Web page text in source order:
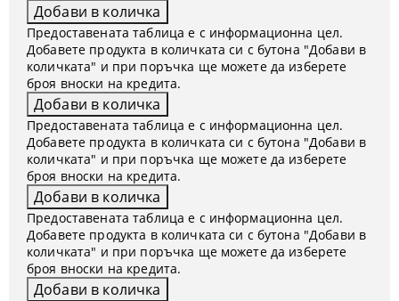
Предоставената таблица е с информационна цел.
Добавете продукта в количката си с бутона "Добави в
количката" и при поръчка ще можете да изберете
броя вноски на кредита.
Предоставената таблица е с информационна цел.
Добавете продукта в количката си с бутона "Добави в
количката" и при поръчка ще можете да изберете
броя вноски на кредита.
Предоставената таблица е с информационна цел.
Добавете продукта в количката си с бутона "Добави в
количката" и при поръчка ще можете да изберете
броя вноски на кредита.